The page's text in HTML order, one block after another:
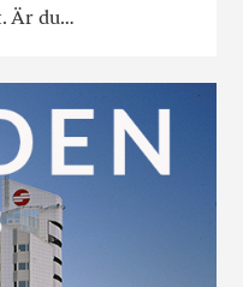
Är du…